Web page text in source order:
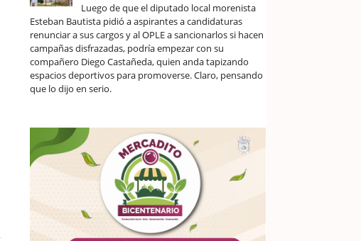
Luego de que el diputado local morenista
Esteban Bautista pidió a aspirantes a candidaturas
renunciar a sus cargos y al OPLE a sancionarlos si hacen
campañas disfrazadas, podría empezar con su
compañero Diego Castañeda, quien anda tapizando
espacios deportivos para promoverse. Claro, pensando
que lo dijo en serio.